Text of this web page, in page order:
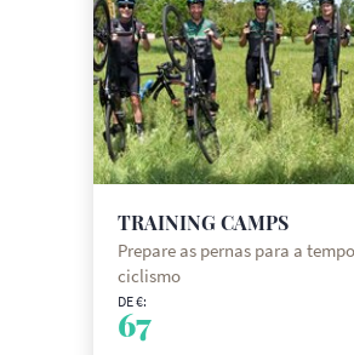
TRAINING CAMPS
Prepare as pernas para a
ciclismo
DE €:
67